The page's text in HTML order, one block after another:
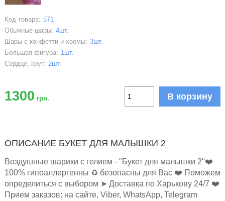
Код товара: 571
Обычные шары: 4шт.
Шары с конфетти и хромы: 3шт.
Большая фигура: 1шт.
Сердце, круг: 2шт.
1300 грн. В корзину
ОПИСАНИЕ БУКЕТ ДЛЯ МАЛЫШКИ 2
Воздушные шарики с гелием - "Букет для малышки 2"❤️
100% гипоаллергенны ♻️ безопасны для Вас ❤️ Поможем
определиться с выбором ➤ Доставка по Харькову 24/7 ❤️
Прием заказов: на сайте, Viber, WhatsApp, Telegram